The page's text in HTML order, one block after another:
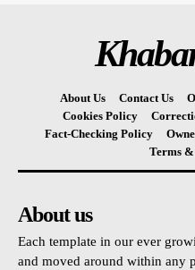
About Us Contact Us
Cookies Policy
Fact-Checking Policy
Terms
About us
Each template in our ever
and moved around within any